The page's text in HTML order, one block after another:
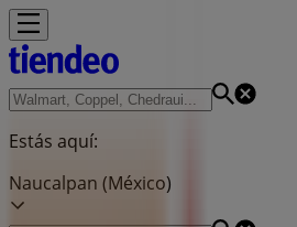
Estás aquí:
Naucalpan (México)